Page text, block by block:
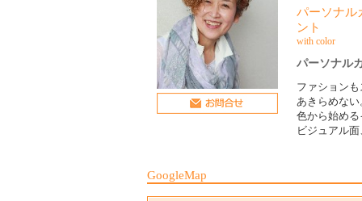
パーソナル
ント
with color
パーソナル
ファション
あきらめな
色から始め
ビジュアル
GoogleMap